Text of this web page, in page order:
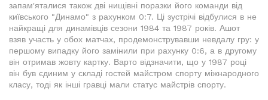
запам'яталися також дві нищівні поразки його команди від
київського "Динамо" з рахунком 0:7. Ці зустрічі відбулися в не
найкращі для динамівців сезони 1984 та 1987 років. Ашот
взяв участь у обох матчах, продемонструвавши невдалу гру: у
першому випадку його замінили при рахунку 0:6, а в другому
він отримав жовту картку. Варто відзначити, що у 1987 році
він був єдиним у складі гостей майстром спорту міжнародного
класу, тоді як інші гравці мали статус майстрів спорту.